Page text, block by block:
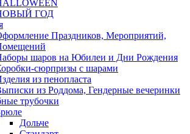
ГОД
Праздников, Мероприятий,
шаров на Юбилеи и Дни Рождения
сюрпризы с шарами
из пенопласта
из Роддома, Гендерные вечеринки
трубочки
Дольче